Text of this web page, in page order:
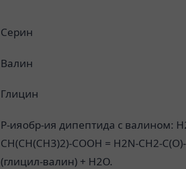
Серин
Валин
Глицин
Р-ияобр-ия дипептида с валином:
CH(CH(CH3)2)-COOH = H2N-CH2-
(глицил-валин) + H2O.